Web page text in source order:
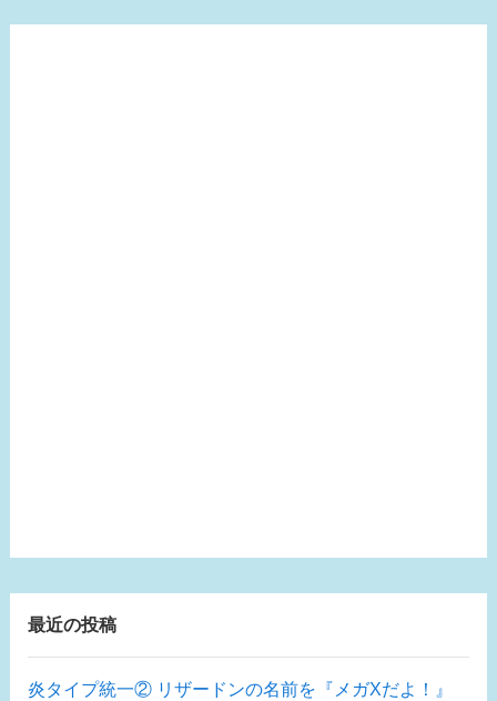
最近の投稿
炎タイプ統一② リザードンの名前を『メガXだよ！』